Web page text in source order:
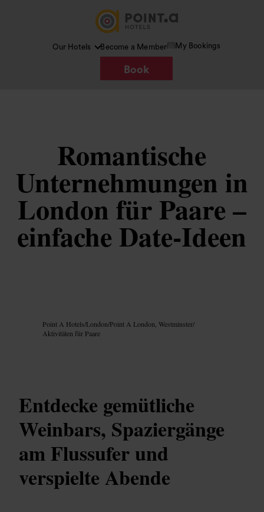
Our Hotels Become a Member My Bookings
Book
Romantische
Unternehmungen in
London für Paare –
einfache Date-Ideen
Point A Hotels/London/Point A London, Westminster/
Aktivitäten für Paare
Entdecke gemütliche
Weinbars, Spaziergänge
am Flussufer und
verspielte Abende